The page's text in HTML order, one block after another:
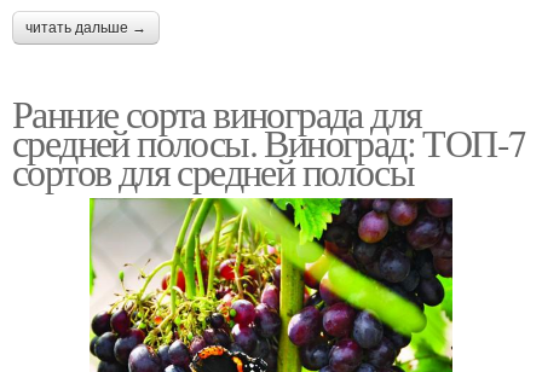
читать дальше →
Ранние сорта винограда для
средней полосы. Виноград: ТОП-7
сортов для средней полосы